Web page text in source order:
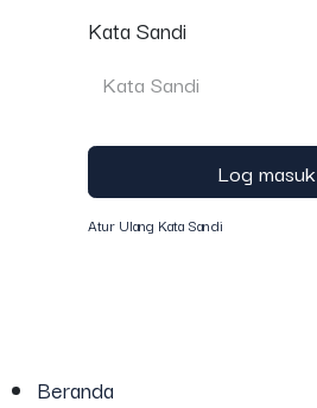
Kata Sandi
Log masuk
Atur Ulang Kata Sandi
Beranda